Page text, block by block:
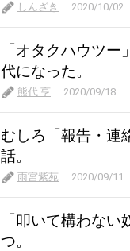
しんざき 2020/10/02
「オタクハウツ
代になった。
熊代 亨 2020/09/18
むしろ「報告・連
話。
雨宮紫苑 2020/09/11
「叩いて構わな
つ。